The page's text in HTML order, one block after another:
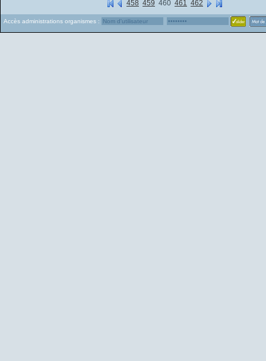
458 459 460 461 462
Accès administrations organismes :